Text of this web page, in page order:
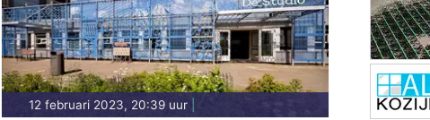
12 februari 2023, 20:39 uur|